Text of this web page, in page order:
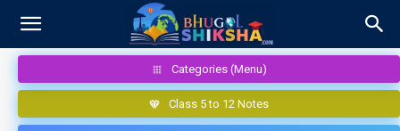
Categories (Menu)
Class 5 to 12 Notes